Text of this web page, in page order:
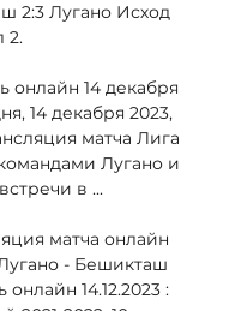
2:3 Лугано Исход
2.
онлайн 14 декабря
14 декабря 2023,
матча Лига
Лугано и
в ...
матча онлайн
- Бешикташ
14.12.2023 :